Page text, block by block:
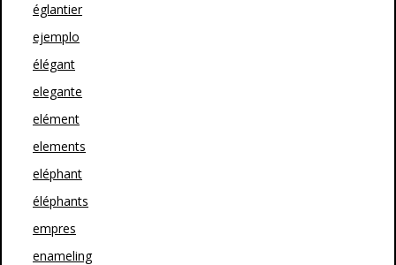
églantier
ejemplo
élégant
elegante
elément
elements
eléphant
éléphants
empres
enameling